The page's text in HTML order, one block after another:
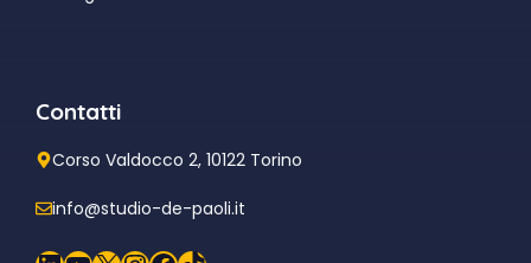
Contatti
Corso Valdocco 2, 10122 Torino
info@studio-de-paoli.it